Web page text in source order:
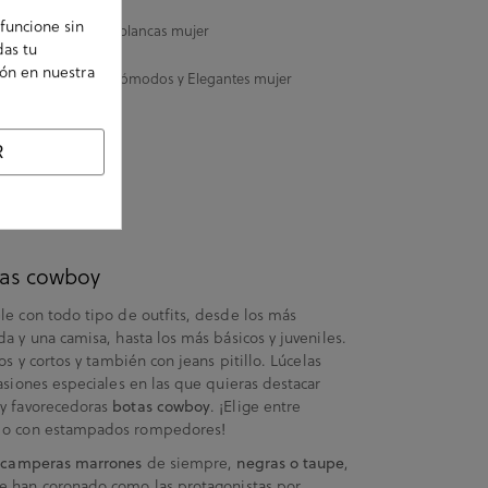
Zapatillas blancas mujer
Zapatos Cómodos y Elegantes mujer
cowboy
con todo tipo de outfits, desde los más
y una camisa, hasta los más básicos y juveniles.
y cortos y también con jeans pitillo. Lúcelas
especiales en las que quieras destacar
favorecedoras botas cowboy. ¡Elige entre
con estampados rompedores!
marrones de siempre, negras o taupe,
sin
tu
en nuestra